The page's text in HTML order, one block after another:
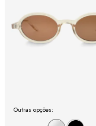
Outras opções: